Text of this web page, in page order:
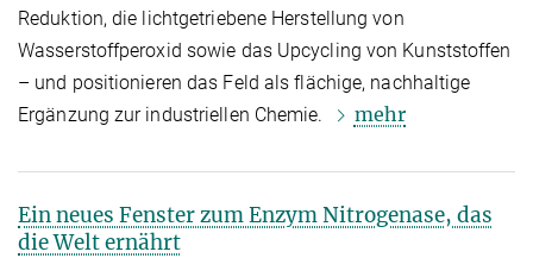
Reduktion, die lichtgetriebene Herstellung von
Wasserstoffperoxid sowie das Upcycling von Kunststoffen
– und positionieren das Feld als flächige, nachhaltige
Ergänzung zur industriellen Chemie.
mehr
Ein neues Fenster zum Enzym Nitrogenase, das
die Welt ernährt